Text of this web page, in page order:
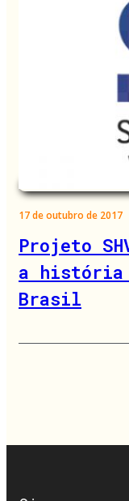
17 de outubro de 2017
Projeto
a história
Brasil